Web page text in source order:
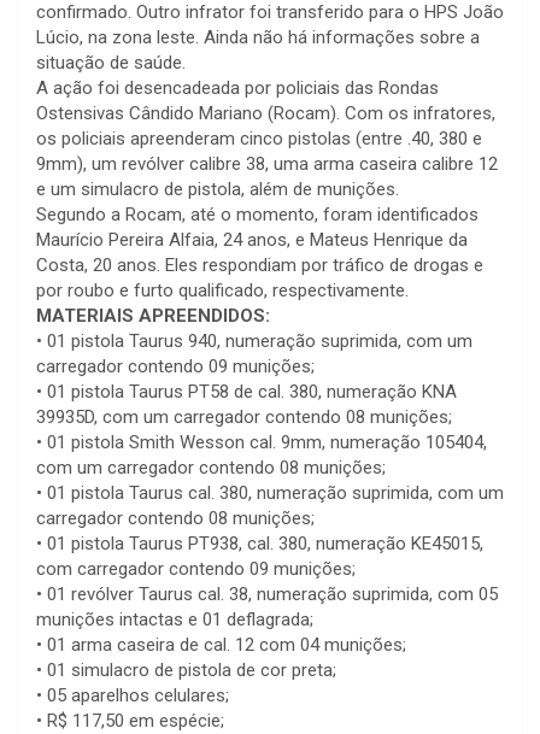
confirmado. Outro infrator foi transferido para o HPS João
Lúcio, na zona leste. Ainda não há informações sobre a
situação de saúde.
A ação foi desencadeada por policiais das Rondas
Ostensivas Cândido Mariano (Rocam). Com os infratores,
os policiais apreenderam cinco pistolas (entre .40, 380 e
9mm), um revólver calibre 38, uma arma caseira calibre 12
e um simulacro de pistola, além de munições.
Segundo a Rocam, até o momento, foram identificados
Maurício Pereira Alfaia, 24 anos, e Mateus Henrique da
Costa, 20 anos. Eles respondiam por tráfico de drogas e
por roubo e furto qualificado, respectivamente.
MATERIAIS APREENDIDOS:
• 01 pistola Taurus 940, numeração suprimida, com um
carregador contendo 09 munições;
• 01 pistola Taurus PT58 de cal. 380, numeração KNA
39935D, com um carregador contendo 08 munições;
• 01 pistola Smith Wesson cal. 9mm, numeração 105404,
com um carregador contendo 08 munições;
• 01 pistola Taurus cal. 380, numeração suprimida, com um
carregador contendo 08 munições;
• 01 pistola Taurus PT938, cal. 380, numeração KE45015,
com carregador contendo 09 munições;
• 01 revólver Taurus cal. 38, numeração suprimida, com 05
munições intactas e 01 deflagrada;
• 01 arma caseira de cal. 12 com 04 munições;
• 01 simulacro de pistola de cor preta;
• 05 aparelhos celulares;
• R$ 117,50 em espécie;